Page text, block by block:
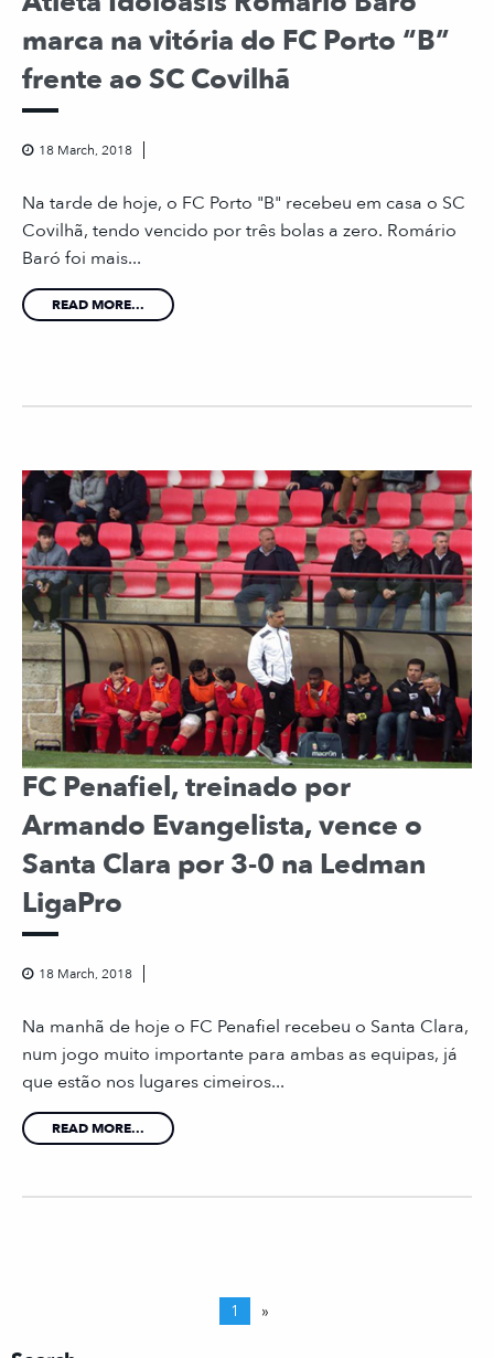
marca na vitória do FC Porto “B”
frente ao SC Covilhã
18 March, 2018
Na tarde de hoje, o FC Porto "B" recebeu em casa o SC
Covilhã, tendo vencido por três bolas a zero. Romário
Baró foi mais...
READ MORE...
FC Penafiel, treinado por
Armando Evangelista, vence o
Santa Clara por 3-0 na Ledman
LigaPro
18 March, 2018
Na manhã de hoje o FC Penafiel recebeu o Santa Clara,
num jogo muito importante para ambas as equipas, já
que estão nos lugares cimeiros...
READ MORE...
1 »